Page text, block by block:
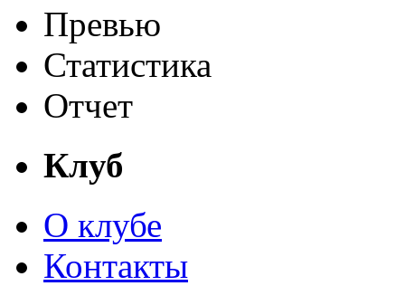
Превью
Статистика
Отчет
Клуб
О клубе
Контакты